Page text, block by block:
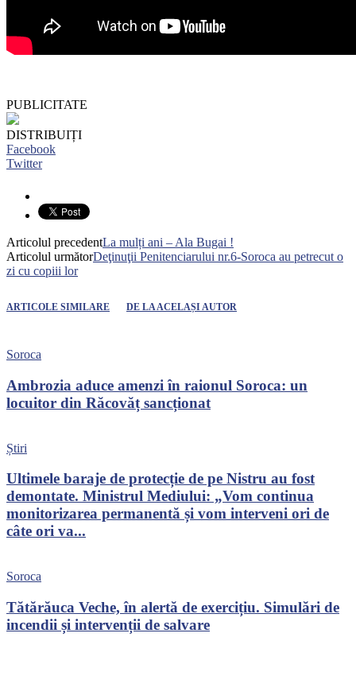
PUBLICITATE
DISTRIBUIȚI
Facebook
Twitter
Articolul precedentLa mulți ani – Ala Bugai !
Articolul următorDeţinuţii Penitenciarului nr.6-Soroca au petrecut o
zi cu copiii lor
ARTICOLE SIMILARE DE LA ACELAȘI AUTOR
Soroca
Ambrozia aduce amenzi în raionul Soroca: un
locuitor din Răcovăț sancționat
Știri
Ultimele baraje de protecție de pe Nistru au fost
demontate. Ministrul Mediului: „Vom continua
monitorizarea permanentă și vom interveni ori de
câte ori va...
Soroca
Tătărăuca Veche, în alertă de exercițiu. Simulări de
incendii și intervenții de salvare